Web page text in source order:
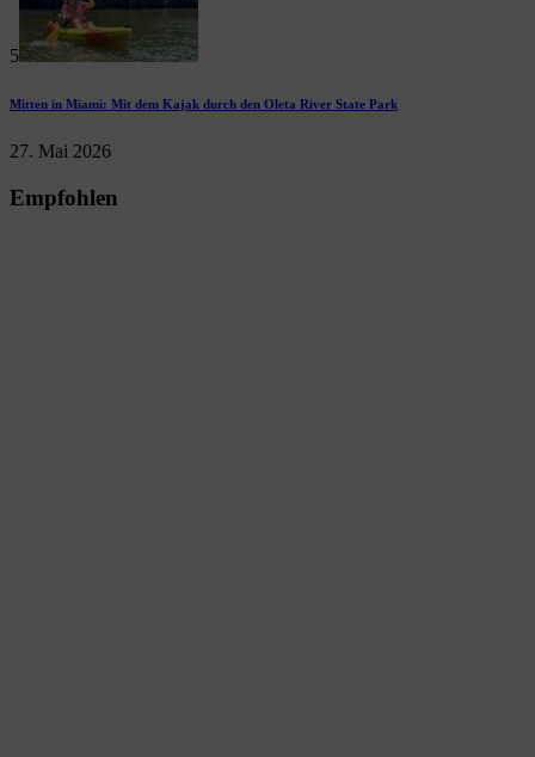
5
Mitten in Miami: Mit dem Kajak durch den Oleta River State Park
27. Mai 2026
Empfohlen